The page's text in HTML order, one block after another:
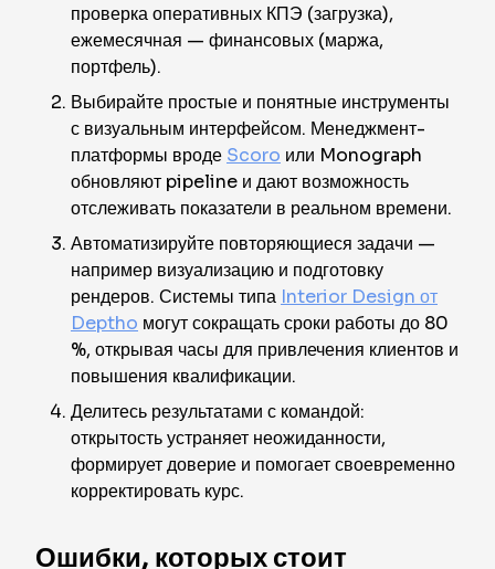
проверка оперативных КПЭ (загрузка),
ежемесячная — финансовых (маржа,
портфель).
Выбирайте простые и понятные инструменты
с визуальным интерфейсом. Менеджмент-
платформы вроде Scoro или Monograph
обновляют pipeline и дают возможность
отслеживать показатели в реальном времени.
Автоматизируйте повторяющиеся задачи —
например визуализацию и подготовку
рендеров. Системы типа Interior Design от
Deptho могут сокращать сроки работы до 80
%, открывая часы для привлечения клиентов и
повышения квалификации.
Делитесь результатами с командой:
открытость устраняет неожиданности,
формирует доверие и помогает своевременно
корректировать курс.
Ошибки, которых стоит